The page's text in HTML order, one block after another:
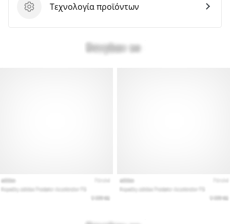
Τεχνολογία προϊόντων
Τεχνολογία προϊόντων